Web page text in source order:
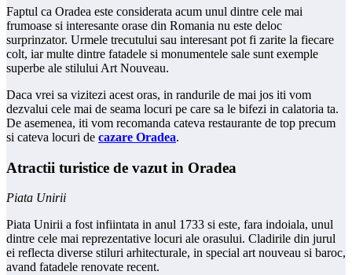
Faptul ca Oradea este considerata acum unul dintre cele mai
frumoase si interesante orase din Romania nu este deloc
surprinzator. Urmele trecutului sau interesant pot fi zarite la fiecare
colt, iar multe dintre fatadele si monumentele sale sunt exemple
superbe ale stilului Art Nouveau.
Daca vrei sa vizitezi acest oras, in randurile de mai jos iti vom
dezvalui cele mai de seama locuri pe care sa le bifezi in calatoria ta.
De asemenea, iti vom recomanda cateva restaurante de top precum
si cateva locuri de cazare Oradea.
Atractii turistice de vazut in Oradea
Piata Unirii
Piata Unirii a fost infiintata in anul 1733 si este, fara indoiala, unul
dintre cele mai reprezentative locuri ale orasului. Cladirile din jurul
ei reflecta diverse stiluri arhitecturale, in special art nouveau si baroc,
avand fatadele renovate recent.